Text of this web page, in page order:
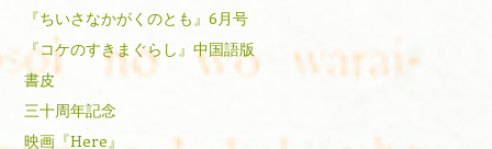
『ちいさなかがくのとも』6月号
『コケのすきまぐらし』中国語版
書皮
三十周年記念
映画『Here』